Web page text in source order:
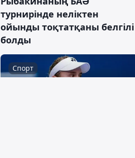
турнирінде неліктен
ойынды тоқтатқаны белгілі
болды
Спорт